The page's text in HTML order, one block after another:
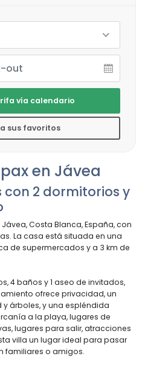
en Jávea
con 2 dormitorios y
Costa Blanca, España, con
La casa está situada en una
de supermercados y a 3 km de
4 baños y 1 aseo de invitados,
ofrece privacidad, un
árboles, y una espléndida
a la playa, lugares de
lugares para salir, atracciones
villa un lugar ideal para pasar
familiares o amigos.
vía calendario
sus favoritos